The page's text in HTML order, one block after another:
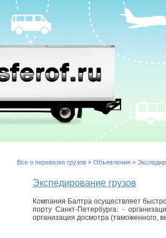
Все о перевозке грузов » Объявления »
Экспедирование грузов
Компания Балтра осуществляет
порту Санкт-Петербурга: -
организация досмотра (таможенного,